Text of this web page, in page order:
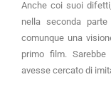
Anche coi suoi difetti,
nella seconda
comunque una
primo film.
avesse cercato di